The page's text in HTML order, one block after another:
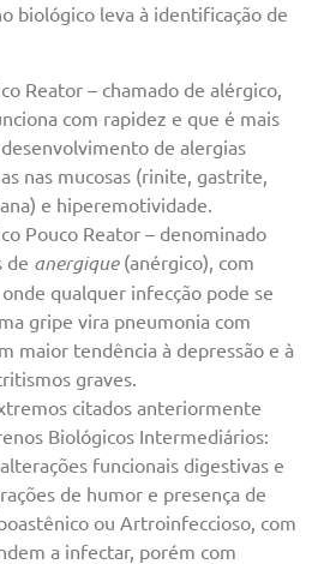
biológico leva à identificação de
Reator – chamado de alérgico,
com rapidez e que é mais
de alergias
nas mucosas (rinite, gastrite,
e hiperemotividade.
Pouco Reator – denominado
de anergique(anérgico), com
qualquer infecção pode se
gripe vira pneumonia com
maior tendência à depressão e à
graves.
citados anteriormente
Biológicos Intermediários:
funcionais digestivas e
de humor e presença de
ou Artroinfeccioso, com
a infectar, porém com